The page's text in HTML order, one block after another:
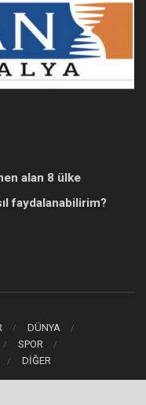
alan 8 ülke
faydalanabilirim?
DÜNYA
SPOR
DİĞER